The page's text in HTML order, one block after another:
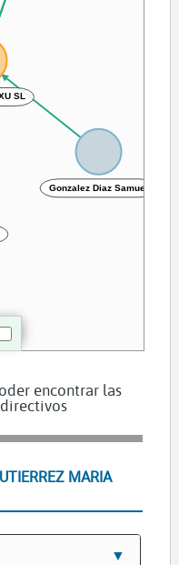
SL
Gonzalez Diaz Samuel
encontrar las
MARIA